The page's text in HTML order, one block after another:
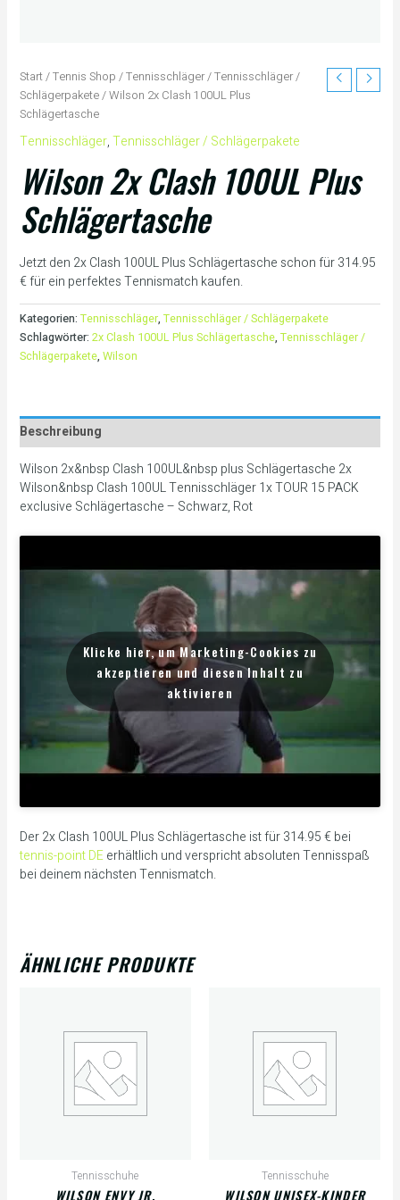
Start/Tennis Shop /Tennisschläger/Tennisschläger /
Schlägerpakete/ Wilson 2x Clash 100UL Plus
Schlägertasche
Tennisschläger,Tennisschläger / Schlägerpakete
Wilson 2x Clash 100UL Plus
Schlägertasche
Jetzt den 2x Clash 100UL Plus Schlägertasche schon für 314.95
€ für ein perfektes Tennismatch kaufen.
Kategorien: Tennisschläger, Tennisschläger / Schlägerpakete
Schlagwörter: 2x Clash 100UL Plus Schlägertasche, Tennisschläger /
Schlägerpakete, Wilson
Beschreibung
Wilson 2x&nbsp Clash 100UL&nbsp plus Schlägertasche 2x
Wilson&nbsp Clash 100UL Tennisschläger 1x TOUR 15 PACK
exclusive Schlägertasche – Schwarz, Rot
Klicke hier, um Marketing-Cookies zu
akzeptieren und diesen Inhalt zu
aktivieren
Der 2x Clash 100UL Plus Schlägertasche ist für 314.95 € bei
tennis-point DEerhältlich und verspricht absoluten Tennisspaß
bei deinem nächsten Tennismatch.
ÄHNLICHE PRODUKTE
Tennisschuhe
WILSON ENVY JR,
Tennisschuhe
WILSON UNISEX-KINDER